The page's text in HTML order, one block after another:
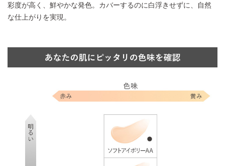
彩度が高く、鮮やかな発色。カバーするのに白浮きせずに、自然
な仕上がりを実現。